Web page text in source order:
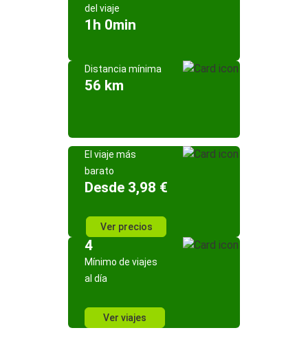
del viaje
1h 0min
Distancia mínima
56 km
El viaje más
barato
Desde 3,98 €
Ver precios
4
Mínimo de viajes
al día
Ver viajes